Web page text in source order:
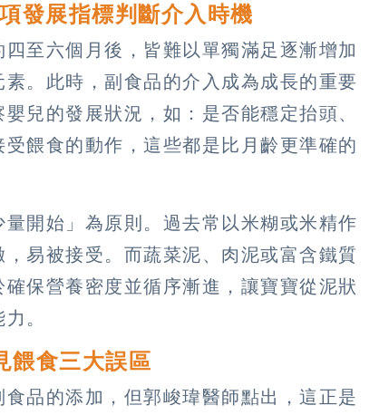
發展指標判斷介入時機
至六個月後，皆難以單獨滿足逐漸增加
。此時，副食品的介入成為成長的重要
兒的發展狀況，如：是否能穩定抬頭、
餵食的動作，這些都是比月齡更準確的
開始」為原則。過去常以米糊或米精作
易被接受。而蔬菜泥、肉泥或富含鐵質
保營養密度並循序漸進，讓寶寶從泥狀
。
餵食三大誤區
品的添加，但郭峻瑋醫師點出，這正是